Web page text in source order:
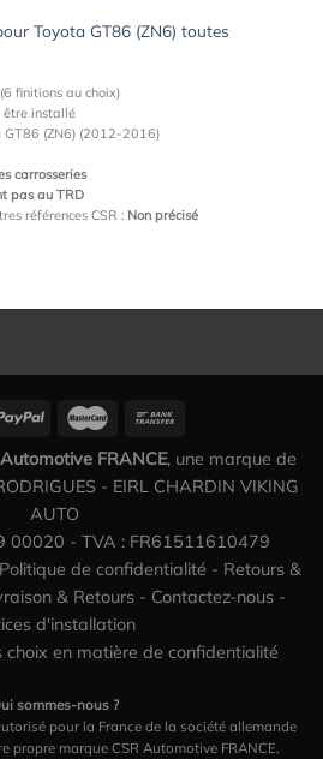
Toyota GT86 (ZN6) toutes
finitions au choix)
être installé
GT86 (ZN6) (2012-2016)
carrosseries
pas au TRD
références CSR : Non précisé
FRANCE, une marque de
- EIRL CHARDIN VIKING
AUTO
00020 - TVA : FR61511610479
Politique de confidentialité - Retours &
& Retours- Contactez-nous-
d'installation
choix en matière de confidentialité
sommes-nous ?
pour la France de la société allemande
propre marque CSR Automotive FRANCE,